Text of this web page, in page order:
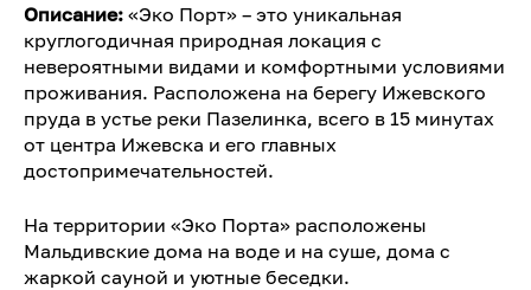
Описание: «Эко Порт» – это уникальная
круглогодичная природная локация с
невероятными видами и комфортными условиями
проживания. Расположена на берегу Ижевского
пруда в устье реки Пазелинка, всего в 15 минутах
от центра Ижевска и его главных
достопримечательностей.
На территории «Эко Порта» расположены
Мальдивские дома на воде и на суше, дома с
жаркой сауной и уютные беседки.